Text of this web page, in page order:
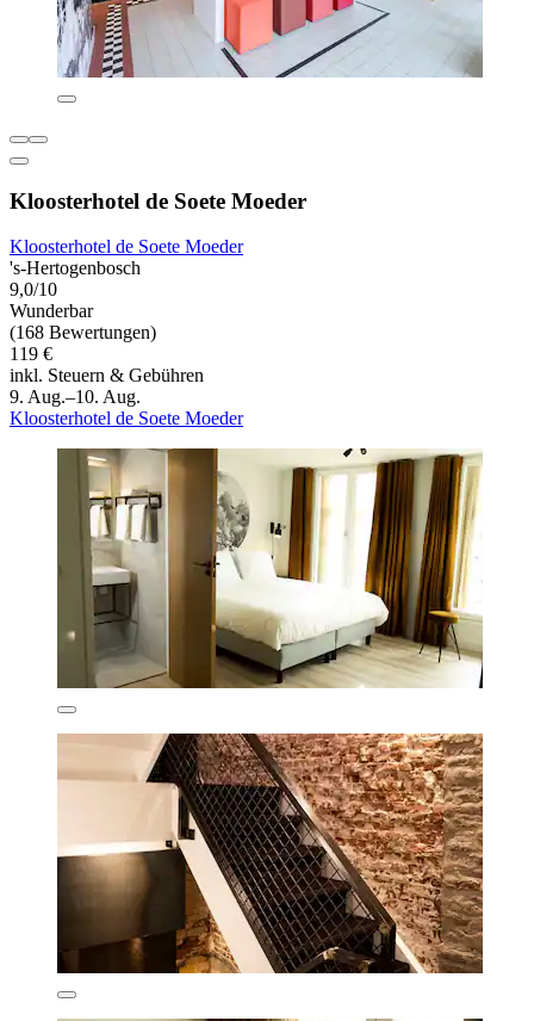
Kloosterhotel de Soete Moeder
Kloosterhotel de Soete Moeder
's-Hertogenbosch
9,0/10
Wunderbar
(168 Bewertungen)
119 €
inkl. Steuern & Gebühren
9. Aug.–10. Aug.
Kloosterhotel de Soete Moeder